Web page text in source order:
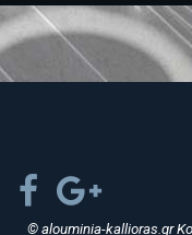
© alouminia-kallioras.gr